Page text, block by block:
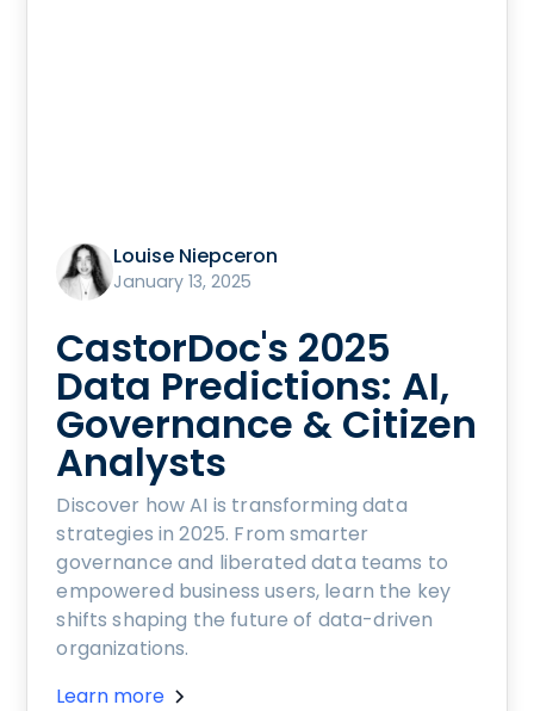
Louise Niepceron
January 13, 2025
CastorDoc's 2025
Data Predictions: AI,
Governance & Citizen
Analysts
Discover how AI is transforming data
strategies in 2025. From smarter
governance and liberated data teams to
empowered business users, learn the key
shifts shaping the future of data-driven
organizations.
Learn more